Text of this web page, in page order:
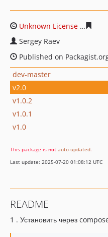
Unknown License
Sergey Raev
Published on
dev-master
v2.0
v1.0.2
v1.0.1
v1.0
This package is not auto-updated.
Last update: 2025-07-20 01:08:12 UTC
README
1 . Установить через